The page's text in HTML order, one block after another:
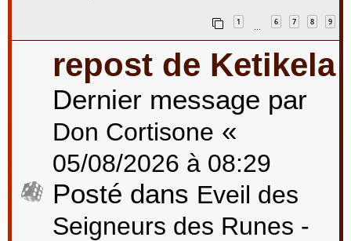
1 6 7 8 9
repost de Ketikela
Dernier message par
Don Cortisone «
05/08/2026 à 08:29
Posté dans Eveil des
Seigneurs des Runes -